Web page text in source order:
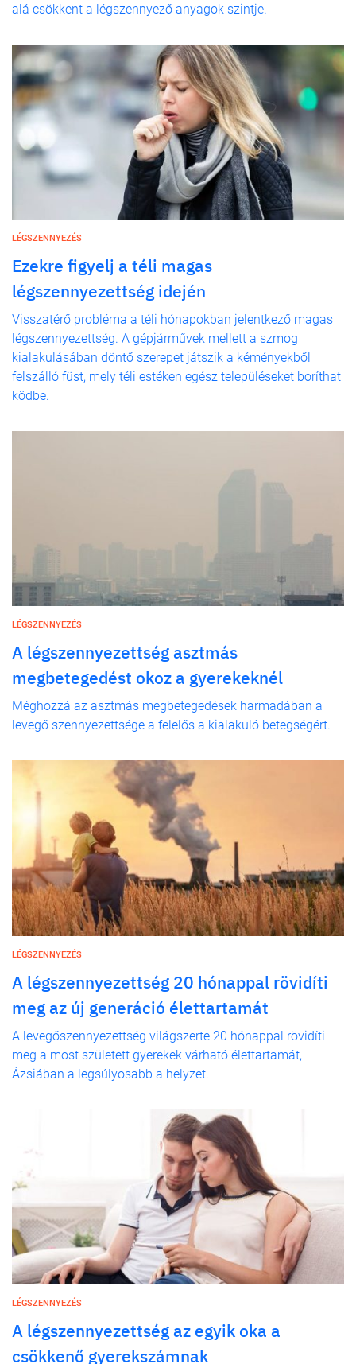
alá csökkent a légszennyező anyagok szintje.
LÉGSZENNYEZÉS
Ezekre figyelj a téli magas
légszennyezettség idején
Visszatérő probléma a téli hónapokban jelentkező magas
légszennyezettség. A gépjárművek mellett a szmog
kialakulásában döntő szerepet játszik a kéményekből
felszálló füst, mely téli estéken egész településeket boríthat
ködbe.
LÉGSZENNYEZÉS
A légszennyezettség asztmás
megbetegedést okoz a gyerekeknél
Méghozzá az asztmás megbetegedések harmadában a
levegő szennyezettsége a felelős a kialakuló betegségért.
LÉGSZENNYEZÉS
A légszennyezettség 20 hónappal rövidíti
meg az új generáció élettartamát
A levegőszennyezettség világszerte 20 hónappal rövidíti
meg a most született gyerekek várható élettartamát,
Ázsiában a legsúlyosabb a helyzet.
LÉGSZENNYEZÉS
A légszennyezettség az egyik oka a
csökkenő gyerekszámnak